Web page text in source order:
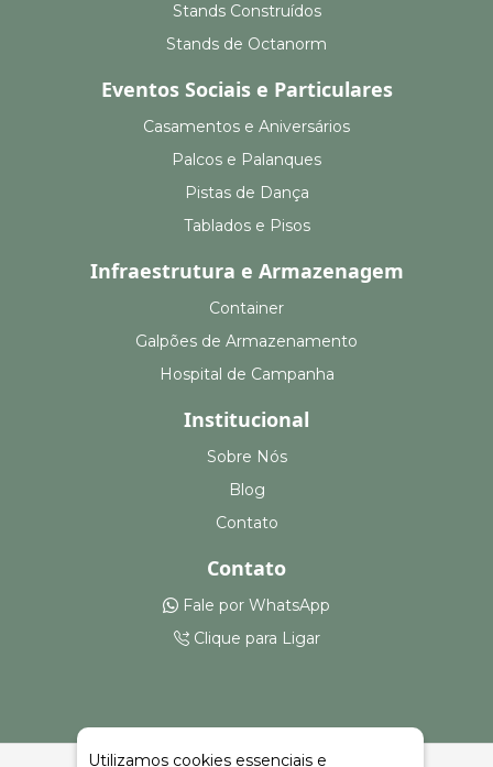
Stands Construídos
Stands de Octanorm
Eventos Sociais e Particulares
Casamentos e Aniversários
Palcos e Palanques
Pistas de Dança
Tablados e Pisos
Infraestrutura e Armazenagem
Container
Galpões de Armazenamento
Hospital de Campanha
Institucional
Sobre Nós
Blog
Contato
Contato
Fale por WhatsApp
Clique para Ligar
Utilizamos cookies essenciais e